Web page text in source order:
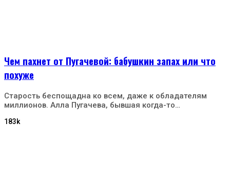
Чем пахнет от Пугачевой: бабушкин запах или что
похуже
Старость беспощадна ко всем, даже к обладателям
миллионов. Алла Пугачева, бывшая когда-то…
183k